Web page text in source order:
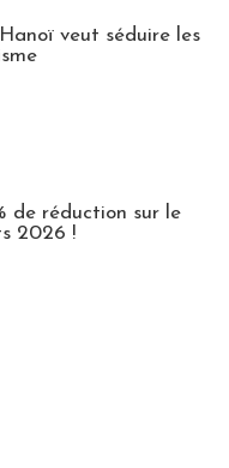
veut séduire les
de réduction sur le
2026 !